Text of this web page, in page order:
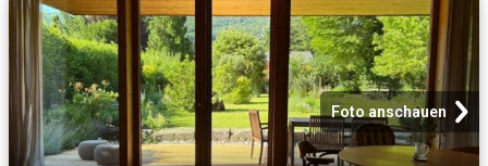
Foto anschauen